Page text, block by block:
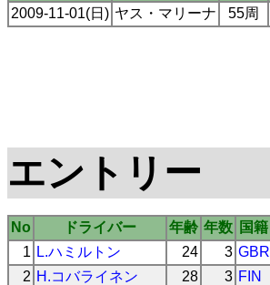
2009-11-01(日) ヤス・マリーナ 55周
エントリー
No ドライバー 年齢 年数 国籍
1 L.ハミルトン 24 3 GBR
2 H.コバライネン 28 3 FIN